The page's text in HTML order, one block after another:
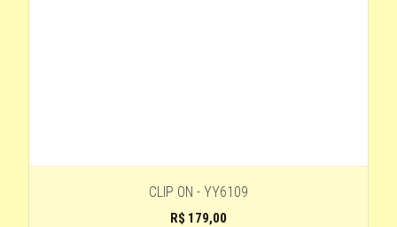
CLIP ON - YY6109
R$ 179,00